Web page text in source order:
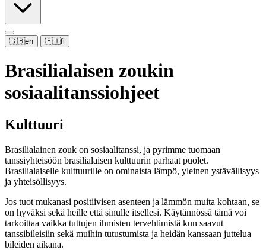
🇬🇧en 🇫🇮fi
Brasilialaisen zoukin
sosiaalitanssiohjeet
Kulttuuri
Brasilialainen zouk on sosiaalitanssi, ja pyrimme tuomaan
tanssiyhteisöön brasilialaisen kulttuurin parhaat puolet.
Brasilialaiselle kulttuurille on ominaista lämpö, yleinen ystävällisyys
ja yhteisöllisyys.
Jos tuot mukanasi positiivisen asenteen ja lämmön muita kohtaan, se
on hyväksi sekä heille että sinulle itsellesi. Käytännössä tämä voi
tarkoittaa vaikka tuttujen ihmisten tervehtimistä kun saavut
tanssibileisiin sekä muihin tutustumista ja heidän kanssaan juttelua
bileiden aikana.